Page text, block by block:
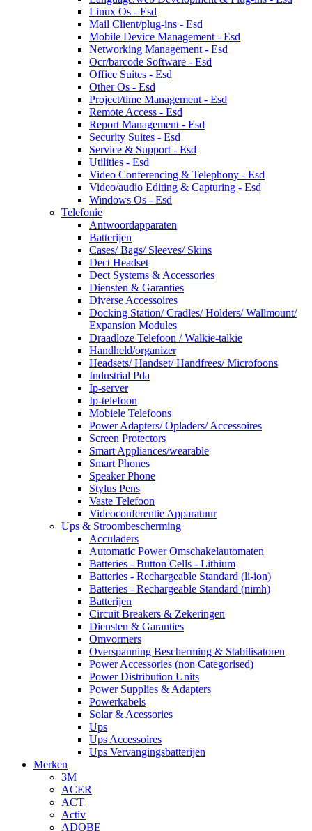
Linux Os - Esd
Mail Client/plug-ins - Esd
Mobile Device Management - Esd
Networking Management - Esd
Ocr/barcode Software - Esd
Office Suites - Esd
Other Os - Esd
Project/time Management - Esd
Remote Access - Esd
Report Management - Esd
Security Suites - Esd
Service & Support - Esd
Utilities - Esd
Video Conferencing & Telephony - Esd
Video/audio Editing & Capturing - Esd
Windows Os - Esd
Telefonie
Antwoordapparaten
Batterijen
Cases/ Bags/ Sleeves/ Skins
Dect Headset
Dect Systems & Accessories
Diensten & Garanties
Diverse Accessoires
Docking Station/ Cradles/ Holders/ Wallmount/
Expansion Modules
Draadloze Telefoon / Walkie-talkie
Handheld/organizer
Headsets/ Handset/ Handfrees/ Microfoons
Industrial Pda
Ip-server
Ip-telefoon
Mobiele Telefoons
Power Adapters/ Opladers/ Accessoires
Screen Protectors
Smart Appliances/wearable
Smart Phones
Speaker Phone
Stylus Pens
Vaste Telefoon
Videoconferentie Apparatuur
Ups & Stroombescherming
Acculaders
Automatic Power Omschakelautomaten
Batteries - Button Cells - Lithium
Batteries - Rechargeable Standard (li-ion)
Batteries - Rechargeable Standard (nimh)
Batterijen
Circuit Breakers & Zekeringen
Diensten & Garanties
Omvormers
Overspanning Bescherming & Stabilisatoren
Power Accessories (non Categorised)
Power Distribution Units
Power Supplies & Adapters
Powerkabels
Solar & Acessories
Ups
Ups Accessoires
Ups Vervangingsbatterijen
Merken
3M
ACER
ACT
Activ
ADOBE